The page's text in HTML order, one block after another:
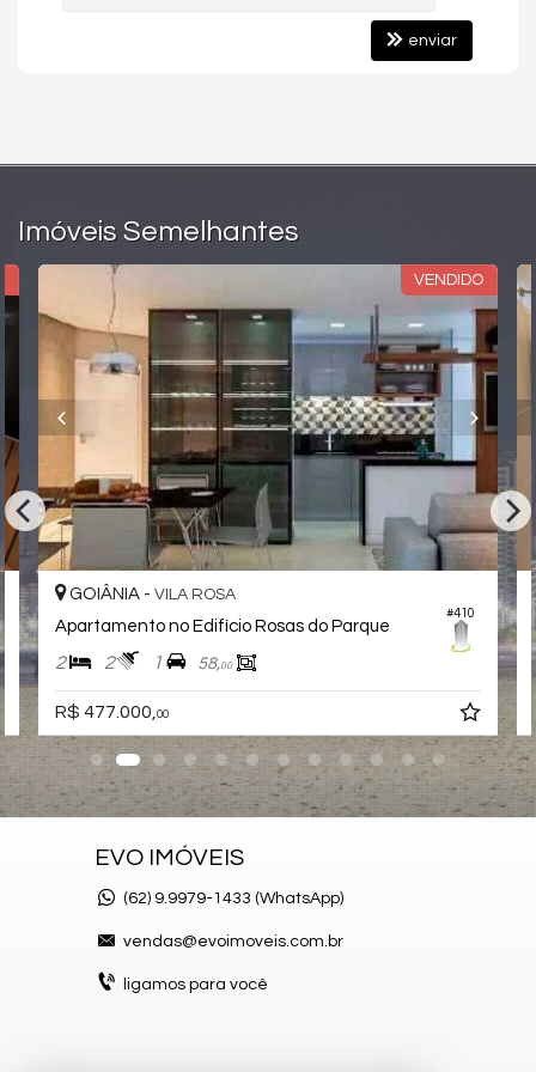
O empreendimento oferece uma área de lazer completa e
sofisticada, pensada para proporcionar uma experiência
ambientes exclusivos e espaços de convivência integrados ao
gastronômica no topo do edifício.
Construtora GPL
A GPL Incorporadora possui mais de 30 anos de atuação no
mercado imobiliário de Goiânia, sendo reconhecida pela
qualidade construtiva, inovação e projetos de alto padrão. A
empresa já entregou diversos empreendimentos na cidade,
com forte presença no segmento residencial e foco em
localizações estratégicas, arquitetura contemporânea e
valorização dos imóveis ao longo do tempo.
Características do Imóvel
Área de Serviço
Sacada / Varanda
Sala de Estar
Sala de Jantar
Cozinha
Lavabo
Suíte Master
Fechadura Eletrônica
Características do Empreendimento
Bar
Sala de Jogos
Salão de Festas
Piscina
Espaço Gourmet
Espaço Fitness
Playground
Brinquedoteca
Deck Molhado
Hall Decorado e Mobiliado
enviar
Imóveis Semelhantes
do Parque Apartamento no Edifício Inside
EVO IMÓVEIS
(62) 9.9979-1433 (WhatsApp)
vendas@evoimoveis.com.br
ligamos para você